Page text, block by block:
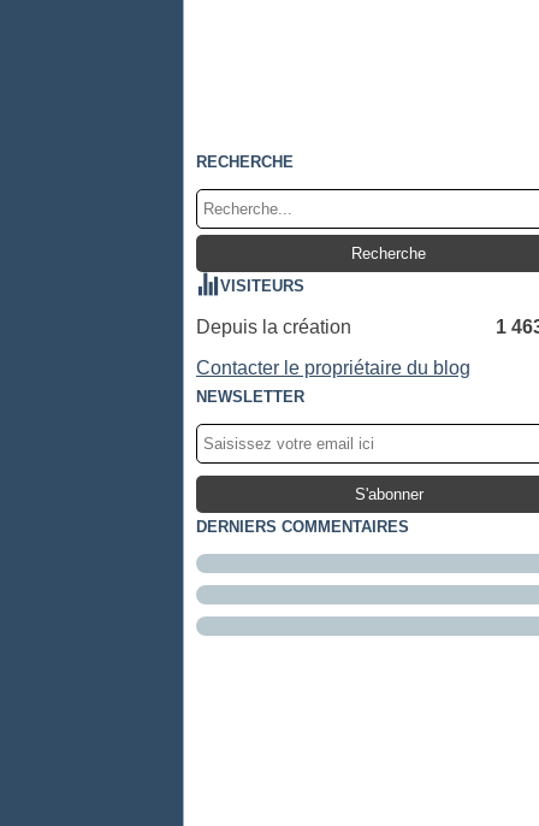
RECHERCHE
VISITEURS
Depuis la création
1
Contacter le propriétaire du blog
NEWSLETTER
DERNIERS COMMENTAIRES